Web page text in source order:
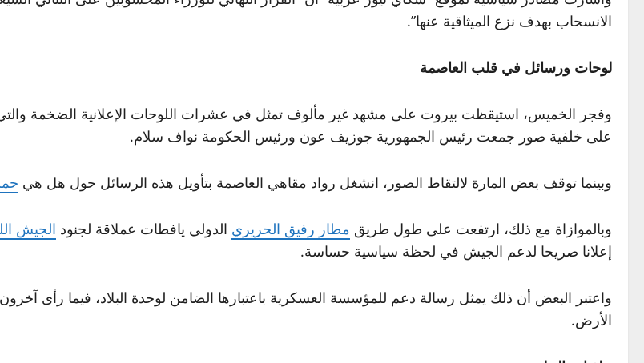
الانسحاب بهدف نزع الميثاقية عنها”.
لوحات ورسائل في قلب العاصمة
وفجر الخميس، استيقظت بيروت على مشهد غير مألوف تمثل في عشرات اللوحات الإعلانية الضخمة
على خلفية صور جمعت رئيس الجمهورية جوزيف عون ورئيس الحكومة نواف سلام.
وبينما توقف بعض المارة لالتقاط الصور، انشغل رواد مقاهي العاصمة بتأويل هذه الرسائل حول هل هي
وبالموازاة مع ذلك، ارتفعت على طول طريق مطار رفيق الحريري الدولي يافطات عملاقة لجنود الجيش
إعلانا صريحا لدعم الجيش في لحظة سياسية حساسة.
واعتبر البعض أن ذلك يمثل رسالة دعم للمؤسسة العسكرية باعتبارها الضامن لوحدة البلاد، فيما رأى
الأرض.